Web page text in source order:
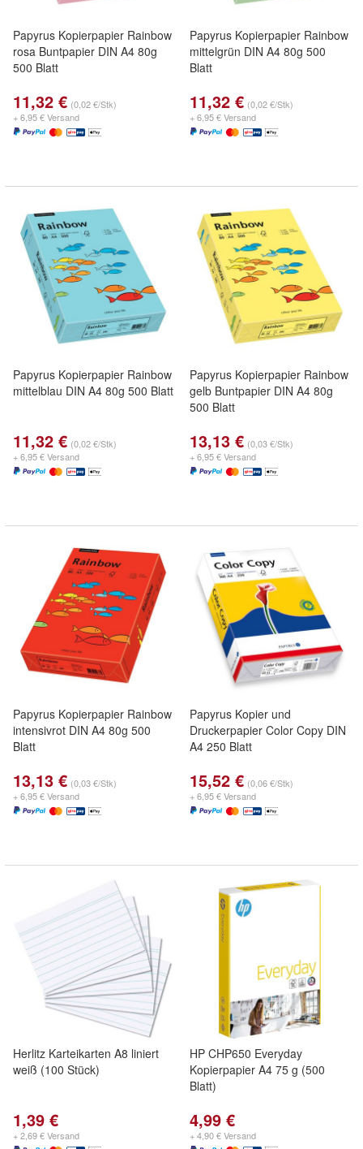
Papyrus Kopierpapier Rainbow
rosa Buntpapier DIN A4 80g
500 Blatt
11,32 € (0,02 €/Stk)
+ 6,95 € Versand
Papyrus Kopierpapier Rainbow
mittelgrün DIN A4 80g 500
Blatt
11,32 € (0,02 €/Stk)
+ 6,95 € Versand
Papyrus Kopierpapier Rainbow
mittelblau DIN A4 80g 500 Blatt
11,32 € (0,02 €/Stk)
+ 6,95 € Versand
Papyrus Kopierpapier Rainbow
gelb Buntpapier DIN A4 80g
500 Blatt
13,13 € (0,03 €/Stk)
+ 6,95 € Versand
Papyrus Kopierpapier Rainbow
intensivrot DIN A4 80g 500
Blatt
13,13 € (0,03 €/Stk)
+ 6,95 € Versand
Papyrus Kopier und
Druckerpapier Color Copy DIN
A4 250 Blatt
15,52 € (0,06 €/Stk)
+ 6,95 € Versand
Herlitz Karteikarten A8 liniert
weiß (100 Stück)
1,39 €
+ 2,69 € Versand
HP CHP650 Everyday
Kopierpapier A4 75 g (500
Blatt)
4,99 €
+ 4,90 € Versand